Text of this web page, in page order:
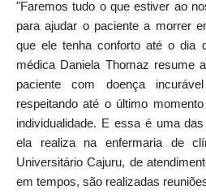
"Faremos tudo o que estiver ao
para ajudar o paciente a morrer
que ele tenha conforto até o dia
médica Daniela Thomaz resume
paciente com doença
respeitando até o último
individualidade. E essa é uma
ela realiza na enfermaria de
Universitário Cajuru, de
em tempos, são realizadas